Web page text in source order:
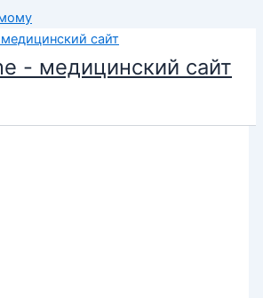
- медицинский сайт